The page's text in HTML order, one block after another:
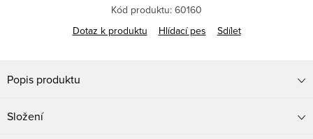
Kód produktu: 60160
Dotaz k produktu
Hlídací pes Sdílet
Popis produktu
Složení